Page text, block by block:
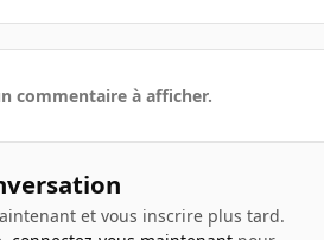
commentaire à afficher.
et vous inscrire plus tard.